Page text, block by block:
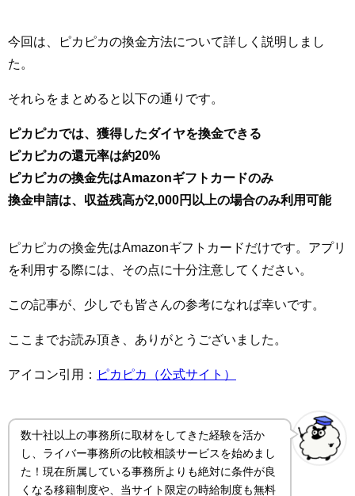
今回は、ピカピカの換金方法について詳しく説明しまし
た。
それらをまとめると以下の通りです。
ピカピカでは、獲得したダイヤを換金できる
ピカピカの還元率は約20%
ピカピカの換金先はAmazonギフトカードのみ
換金申請は、収益残高が2,000円以上の場合のみ利用可能
ピカピカの換金先はAmazonギフトカードだけです。アプリ
を利用する際には、その点に十分注意してください。
この記事が、少しでも皆さんの参考になれば幸いです。
ここまでお読み頂き、ありがとうございました。
アイコン引用： ピカピカ（公式サイト）
数十社以上の事務所に取材をしてきた経験を活か
し、ライバー事務所の比較相談サービスを始めまし
た！現在所属している事務所よりも絶対に条件が良
くなる移籍制度や、当サイト限定の時給制度も無料